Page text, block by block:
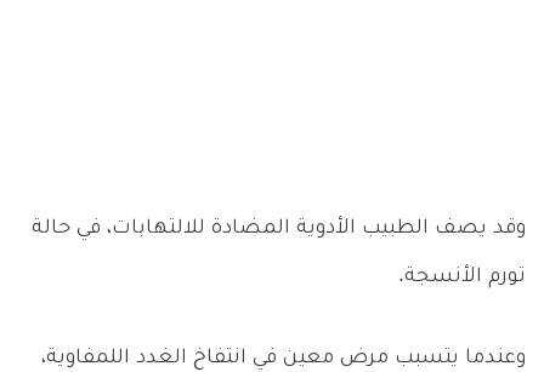
وقد يصف الطبيب الأدوية المضادة للالتهابات، في حالة
تورم الأنسجة.
وعندما يتسبب مرض معين في انتفاخ الغدد اللمفاوية،